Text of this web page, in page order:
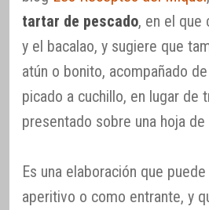
tartar de pescado, en el que
y el bacalao, y sugiere que
atún o bonito, acompañado
picado a cuchillo, en lugar de
presentado sobre una hoja de
Es una elaboración que
aperitivo o como entrante, y